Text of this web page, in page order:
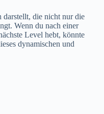
darstellt, die nicht nur die
Wenn du nach einer
Level hebt, könnte
dynamischen und